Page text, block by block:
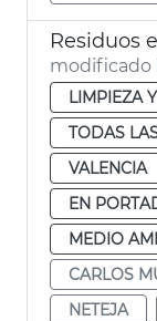
Residuos
modificado
LIMPIEZA
TODAS
VALENCIA
EN
MEDIO
CARLOS
NETEJA